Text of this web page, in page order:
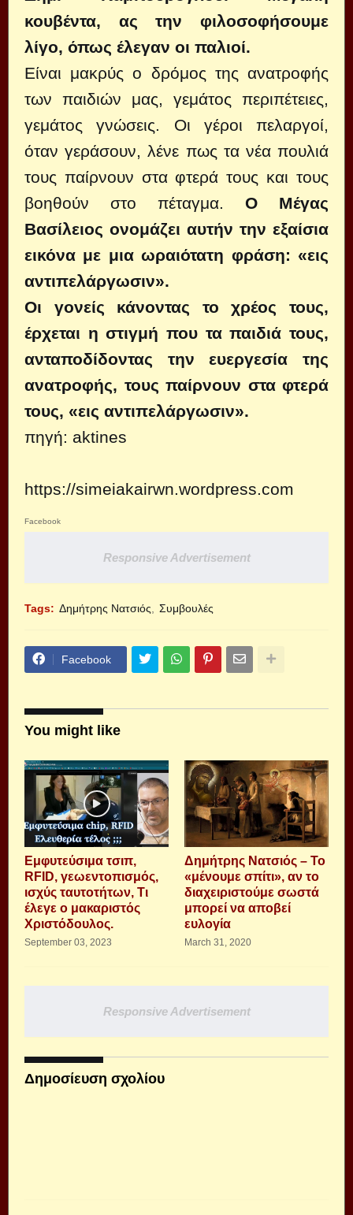
κουβέντα, ας την φιλοσοφήσουμε
λίγο, όπως έλεγαν οι παλιοί.
Είναι μακρύς ο δρόμος της ανατροφής
των παιδιών μας, γεμάτος περιπέτειες,
γεμάτος γνώσεις. Οι γέροι πελαργοί,
όταν γεράσουν, λένε πως τα νέα πουλιά
τους παίρνουν στα φτερά τους και τους
βοηθούν στο πέταγμα. Ο Μέγας
Βασίλειος ονομάζει αυτήν την εξαίσια
εικόνα με μια ωραιότατη φράση: «εις
αντιπελάργωσιν».
Οι γονείς κάνοντας το χρέος τους,
έρχεται η στιγμή που τα παιδιά τους,
ανταποδίδοντας την ευεργεσία της
ανατροφής, τους παίρνουν στα φτερά
τους, «εις αντιπελάργωσιν».
πηγή: aktines
https://simeiakairwn.wordpress.com
Facebook
Responsive Advertisement
Tags: Δημήτρης Νατσιός Συμβουλές
Facebook
You might like
Εμφυτεύσιμα τσιπ,
RFID, γεωεντοπισμός,
ισχύς ταυτοτήτων, Τι
έλεγε ο μακαριστός
Χριστόδουλος.
September 03, 2023
Δημήτρης Νατσιός – Το
«μένουμε σπίτι», αν το
διαχειριστούμε σωστά
μπορεί να αποβεί
ευλογία
March 31, 2020
Responsive Advertisement
Δημοσίευση σχολίου